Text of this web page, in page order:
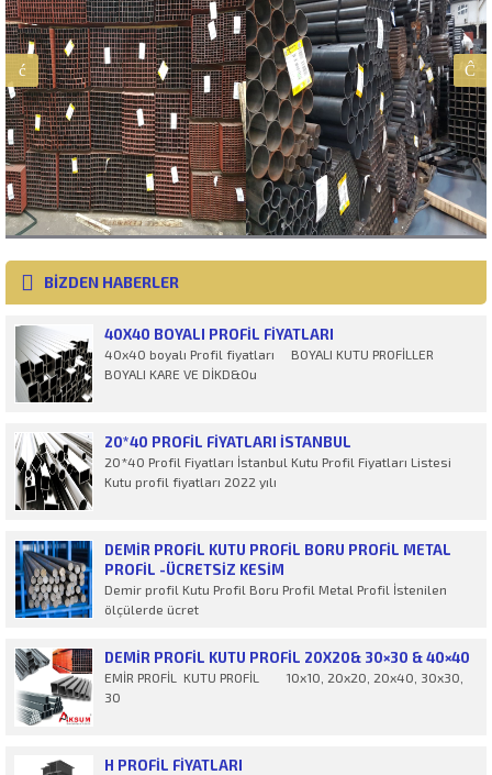
BİZDEN HABERLER
40X40 BOYALI PROFIL FIYATLARI
40x40 boyalı Profil fiyatları BOYALI KUTU PROFİLLER
BOYALI KARE VE DİKD&Ou
20*40 PROFIL FIYATLARI İSTANBUL
20*40 Profil Fiyatları İstanbul Kutu Profil Fiyatları Listesi
Kutu profil fiyatları 2022 yılı
DEMIR PROFIL KUTU PROFIL BORU PROFIL METAL
PROFIL -ÜCRETSİZ KESİM
Demir profil Kutu Profil Boru Profil Metal Profil İstenilen
ölçülerde ücret
DEMIR PROFIL KUTU PROFIL 20X20& 30×30 & 40×40
EMİR PROFİL KUTU PROFİL 10x10, 20x20, 20x40, 30x30,
30
H PROFİL FIYATLARI